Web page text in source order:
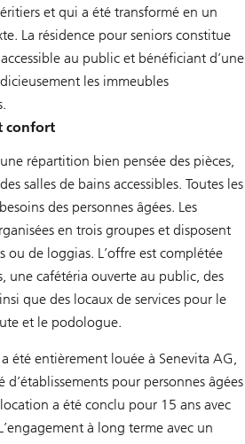
et qui a été transformé en un
La résidence pour seniors constitue
au public et bénéficiant d’une
les immeubles
confort
répartition bien pensée des pièces,
salles de bains accessibles. Toutes les
des personnes âgées. Les
en trois groupes et disposent
de loggias. L’offre est complétée
une cafétéria ouverte au public, des
que des locaux de services pour le
et le podologue.
été entièrement louée à Senevita AG,
pour personnes âgées
a été conclu pour 15 ans avec
à long terme avec un